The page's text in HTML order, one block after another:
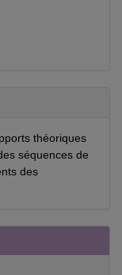
théoriques
séquences de
des